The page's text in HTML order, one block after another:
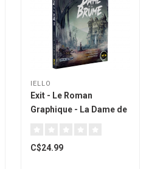
IELLO
Exit - Le Roman
Graphique - La Dame de
C$24.99